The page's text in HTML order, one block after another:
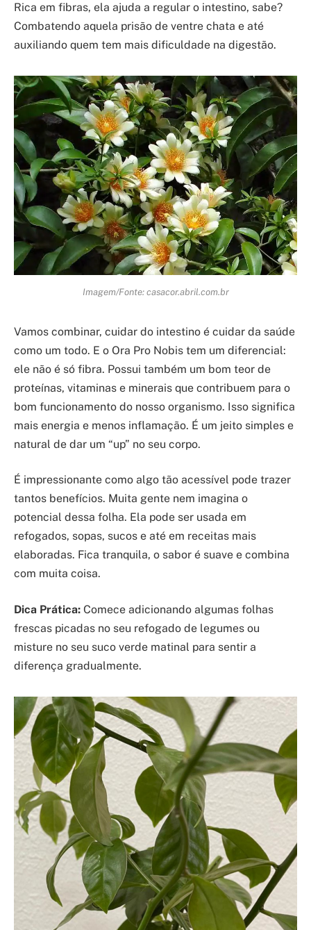
Rica em fibras, ela ajuda a regular o intestino, sabe?
Combatendo aquela prisão de ventre chata e até
auxiliando quem tem mais dificuldade na digestão.
Imagem/Fonte: casacor.abril.com.br
Vamos combinar, cuidar do intestino é cuidar da saúde
como um todo. E o Ora Pro Nobis tem um diferencial:
ele não é só fibra. Possui também um bom teor de
proteínas, vitaminas e minerais que contribuem para o
bom funcionamento do nosso organismo. Isso significa
mais energia e menos inflamação. É um jeito simples e
natural de dar um “up” no seu corpo.
É impressionante como algo tão acessível pode trazer
tantos benefícios. Muita gente nem imagina o
potencial dessa folha. Ela pode ser usada em
refogados, sopas, sucos e até em receitas mais
elaboradas. Fica tranquila, o sabor é suave e combina
com muita coisa.
Dica Prática: Comece adicionando algumas folhas
frescas picadas no seu refogado de legumes ou
misture no seu suco verde matinal para sentir a
diferença gradualmente.